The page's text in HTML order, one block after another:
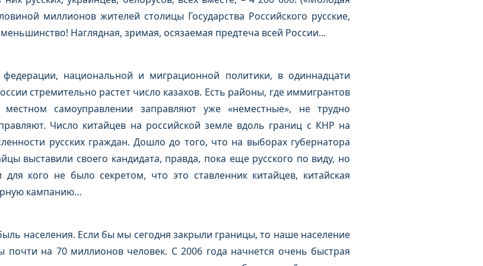
миллионов жителей столицы Государства Российского русские,
Наглядная, зримая, осязаемая предтеча всей России...
национальной и миграционной политики, в одиннадцати
стремительно растет число казахов. Есть районы, где иммигрантов
самоуправлении заправляют уже «неместные», не трудно
Число китайцев на российской земле вдоль границ с КНР на
русских граждан. Дошло до того, что на выборах губернатора
выставили своего кандидата, правда, пока еще русского по виду, но
кого не было секретом, что это ставленник китайцев, китайская
кампанию…
населения. Если бы мы сегодня закрыли границы, то наше население
почти на 70 миллионов человек. С 2006 года начнется очень быстрая